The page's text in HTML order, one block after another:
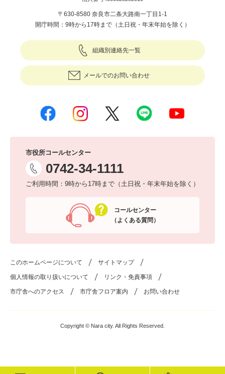
〒630-8580 奈良市二条大路南一丁目1-1
開庁時間：9時から17時まで（土日祝・年末年始を除く）
組織別連絡先一覧
メールでのお問い合わせ
市役所コールセンター
0742-34-1111
ご利用時間：9時から17時まで（土日祝・年末年始を除く）
コールセンター
（よくある質問）
このホームページについて サイトマップ
個人情報の取り扱いについて リンク・免責事項
市庁舎へのアクセス 市庁舎フロア案内 お問い合わせ
Copyright © Nara city. All Rights Reserved.